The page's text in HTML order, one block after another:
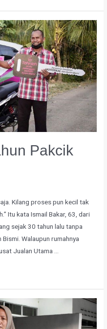
Pakcik
Kilang proses pun kecil tak
Itu kata Ismail Bakar, 63, dari
sejak 30 tahun lalu tanpa
Walaupun rumahnya
Jualan Utama …